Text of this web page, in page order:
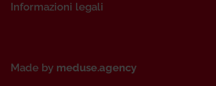
Made by meduse.agency
Informazioni legali